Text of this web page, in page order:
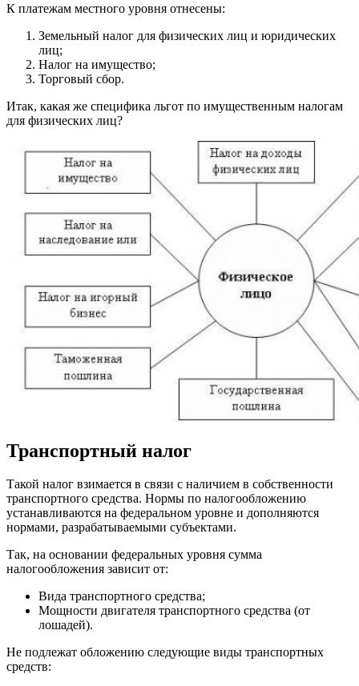
К платежам местного уровня отнесены:
Земельный налог для физических лиц и юридических
лиц;
Налог на имущество;
Торговый сбор.
Итак, какая же специфика льгот по имущественным налогам
для физических лиц?
Транспортный налог
Такой налог взимается в связи с наличием в собственности
транспортного средства. Нормы по налогообложению
устанавливаются на федеральном уровне и дополняются
нормами, разрабатываемыми субъектами.
Так, на основании федеральных уровня сумма
налогообложения зависит от:
Вида транспортного средства;
Мощности двигателя транспортного средства (от
лошадей).
Не подлежат обложению следующие виды транспортных
средств: